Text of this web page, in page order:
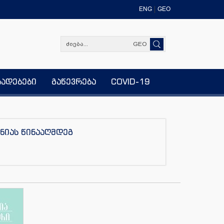
ENG GEO
GEO
გაწევრება COVID-19
წინააღმდეგ